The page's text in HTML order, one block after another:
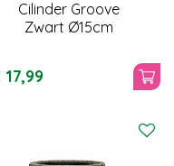
Cilinder Groove
Zwart Ø15cm
17,99